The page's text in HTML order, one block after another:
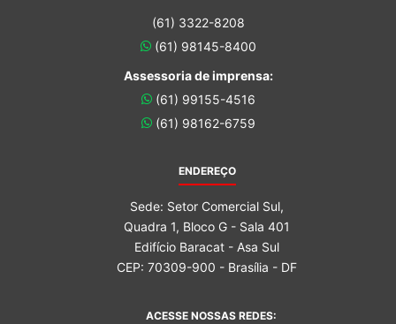
(61) 3322-8208
(61) 98145-8400
Assessoria de imprensa:
(61) 99155-4516
(61) 98162-6759
ENDEREÇO
Sede: Setor Comercial Sul,
Quadra 1, Bloco G - Sala 401
Edifício Baracat - Asa Sul
CEP: 70309-900 - Brasília - DF
ACESSE NOSSAS REDES: